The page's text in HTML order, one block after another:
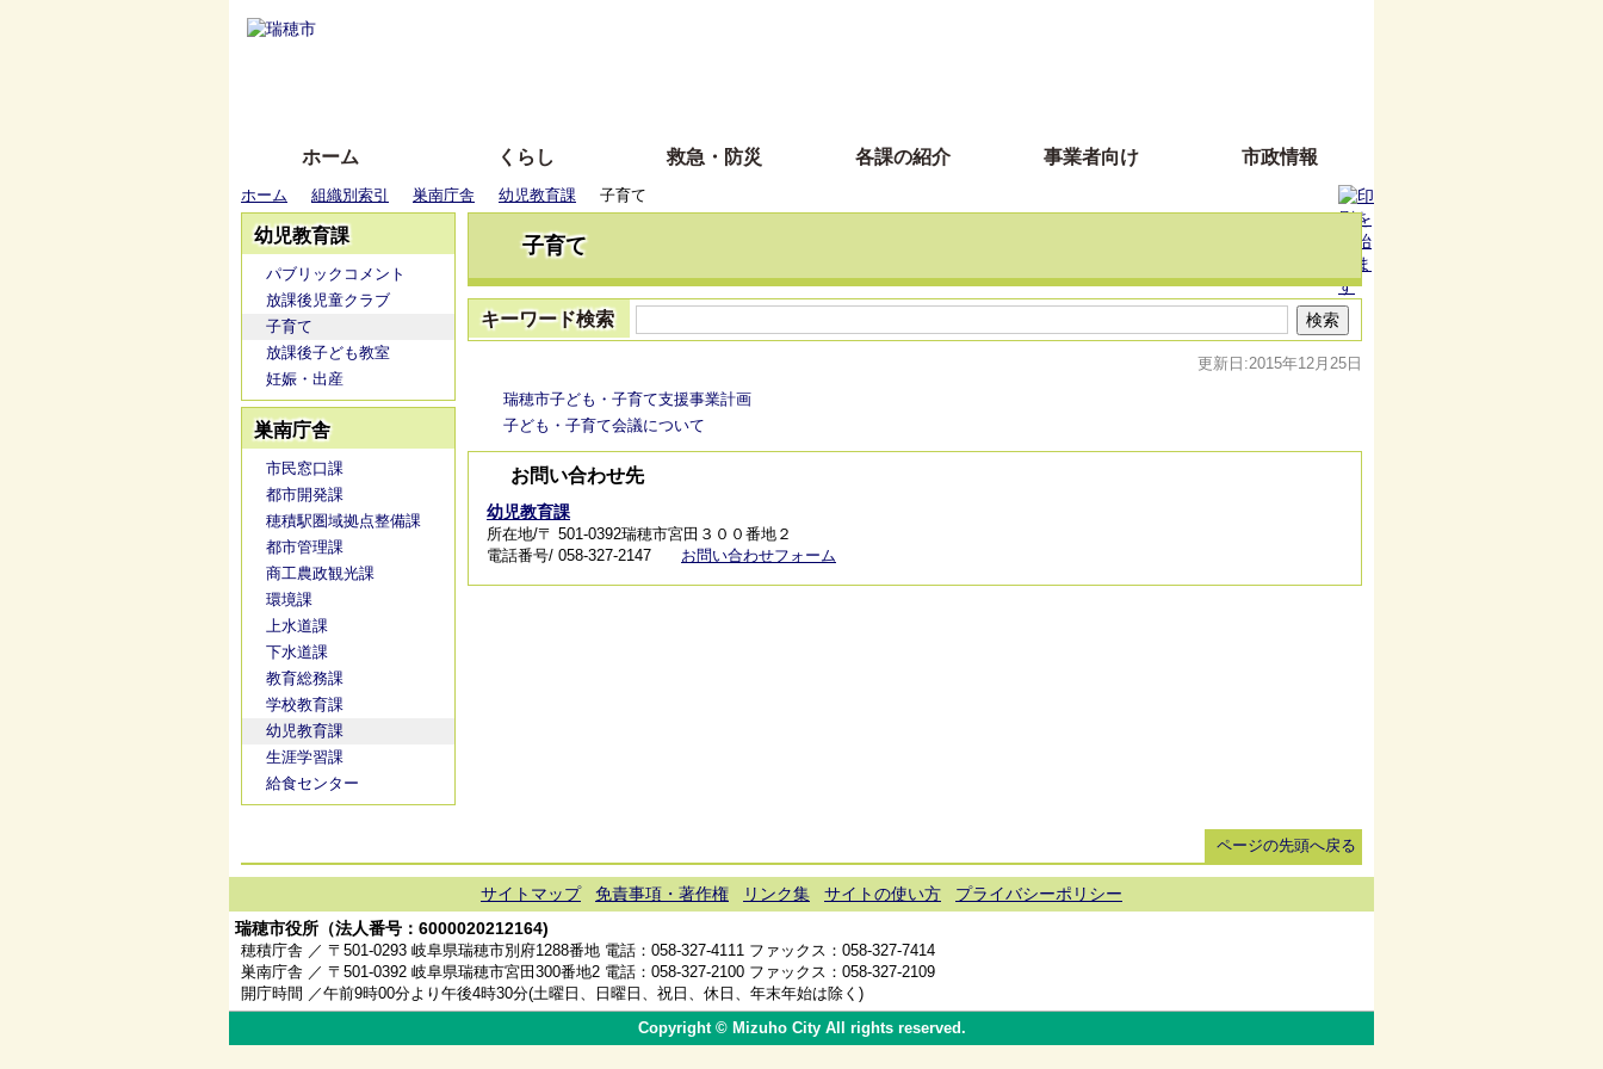
ホーム くらし 救急・防災 各課の紹介 事業者向け 市政情報
ホーム 組織別索引 巣南庁舎 幼児教育課 子育て
幼児教育課
パブリックコメント
放課後児童クラブ
子育て
放課後子ども教室
妊娠・出産
巣南庁舎
市民窓口課
都市開発課
穂積駅圏域拠点整備課
都市管理課
商工農政観光課
環境課
上水道課
下水道課
教育総務課
学校教育課
幼児教育課
生涯学習課
給食センター
子育て
キーワード検索
更新日:2015年12月25日
瑞穂市子ども・子育て支援事業計画
子ども・子育て会議について
お問い合わせ先
幼児教育課
所在地/〒 501-0392瑞穂市宮田３００番地２
電話番号/ 058-327-2147
お問い合わせフォーム
ページの先頭へ戻る
サイトマップ 免責事項・著作権 リンク集 サイトの使い方
プライバシーポリシー
瑞穂市役所（法人番号：6000020212164)
穂積庁舎 ／ 〒501-0293 岐阜県瑞穂市別府1288番地 電話： 058-327-4111 ファックス：058-327-7414
巣南庁舎 ／ 〒501-0392 岐阜県瑞穂市宮田300番地2 電話： 058-327-2100 ファックス：058-327-2109
開庁時間 ／午前9時00分より午後4時30分(土曜日、日曜日、祝日、休日、年末年始は除く)
Copyright © Mizuho City All rights reserved.